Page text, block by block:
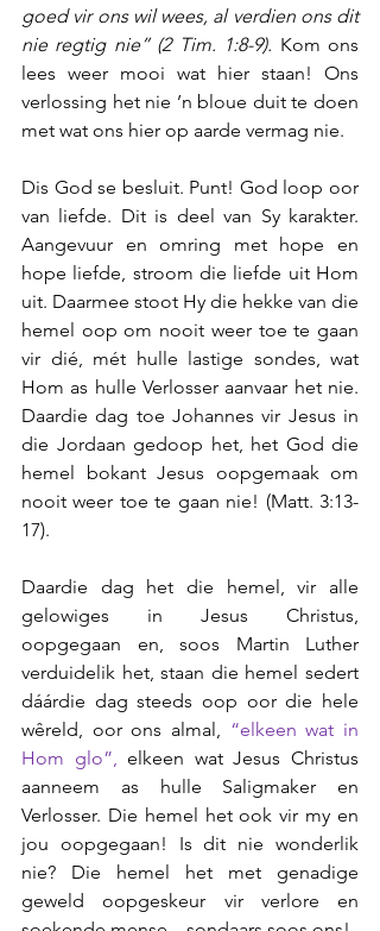
goed vir ons wil wees, al verdien ons dit
nie regtig nie” (2 Tim. 1:8-9). Kom ons
lees weer mooi wat hier staan! Ons
verlossing het nie ’n bloue duit te doen
met wat ons hier op aarde vermag nie.
Dis God se besluit. Punt! God loop oor
van liefde. Dit is deel van Sy karakter.
Aangevuur en omring met hope en
hope liefde, stroom die liefde uit Hom
uit. Daarmee stoot Hy die hekke van die
hemel oop om nooit weer toe te gaan
vir dié, mét hulle lastige sondes, wat
Hom as hulle Verlosser aanvaar het nie.
Daardie dag toe Johannes vir Jesus in
die Jordaan gedoop het, het God die
hemel bokant Jesus oopgemaak om
nooit weer toe te gaan nie! (Matt. 3:13-
17).
Daardie dag het die hemel, vir alle
gelowiges in Jesus Christus,
oopgegaan en, soos Martin Luther
verduidelik het, staan die hemel sedert
dáárdie dag steeds oop oor die hele
wêreld, oor ons almal, “elkeen wat in
Hom glo”, elkeen wat Jesus Christus
aanneem as hulle Saligmaker en
Verlosser. Die hemel het ook vir my en
jou oopgegaan! Is dit nie wonderlik
nie? Die hemel het met genadige
geweld oopgeskeur vir verlore en